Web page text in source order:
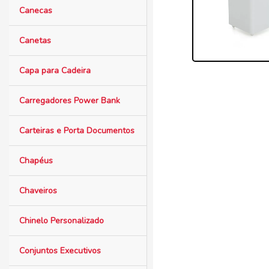
Canecas
Canetas
Capa para Cadeira
Carregadores Power Bank
Carteiras e Porta Documentos
Chapéus
Chaveiros
Chinelo Personalizado
Conjuntos Executivos